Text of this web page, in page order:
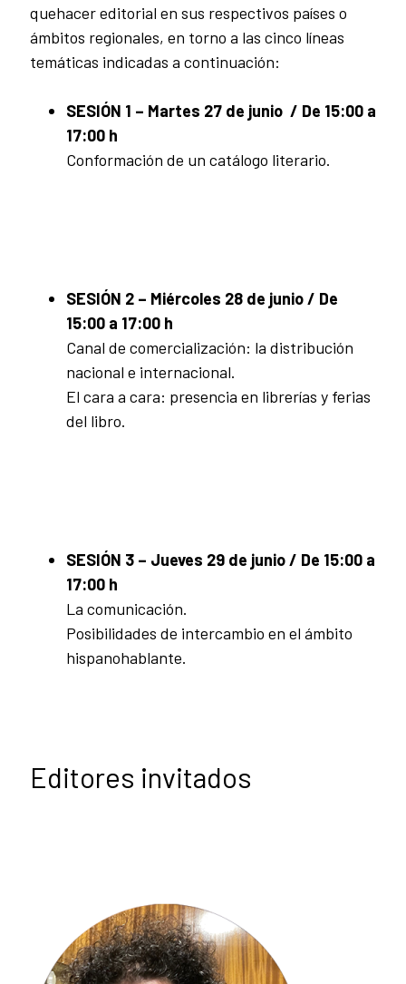
quehacer editorial en sus respectivos países o
ámbitos regionales, en torno a las cinco líneas
temáticas indicadas a continuación:
SESIÓN 1 – Martes 27 de junio / De 15:00 a
17:00 h
Conformación de un catálogo literario.
SESIÓN 2 – Miércoles 28 de junio / De
15:00 a 17:00 h
Canal de comercialización: la distribución
nacional e internacional.
El cara a cara: presencia en librerías y ferias
del libro.
SESIÓN 3 – Jueves 29 de junio / De 15:00 a
17:00 h
La comunicación.
Posibilidades de intercambio en el ámbito
hispanohablante.
Editores invitados